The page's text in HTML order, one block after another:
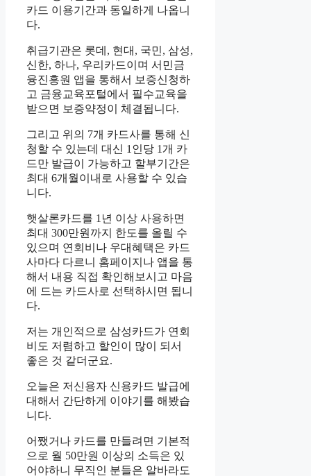
카드 이용기간과 동일하게 나옵니
다.
취급기관은 롯데, 현대, 국민, 삼성,
신한, 하나, 우리카드이며 서민금
융진흥원 앱을 통해서 보증신청하
고 금융교육포털에서 필수교육을
받으면 보증약정이 체결됩니다.
그리고 위의 7개 카드사를 통해 신
청할 수 있는데 대신 1인당 1개 카
드만 발급이 가능하고 할부기간은
최대 6개월이내로 사용할 수 있습
니다.
햇살론카드를 1년 이상 사용하면
최대 300만원까지 한도를 올릴 수
있으며 연회비나 우대혜택은 카드
사마다 다르니 홈페이지나 앱을 통
해서 내용 직접 확인해보시고 마음
에 드는 카드사로 선택하시면 됩니
다.
저는 개인적으로 삼성카드가 연회
비도 저렴하고 할인이 많이 되서
좋은 것 같더군요.
오늘은 저신용자 신용카드 발급에
대해서 간단하게 이야기를 해봤습
니다.
어쨌거나 카드를 만들려면 기본적
으로 월 50만원 이상의 소득은 있
어야하니 무직인 분들은 알바라도